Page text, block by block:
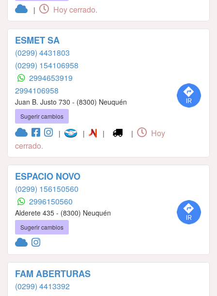
| Hoy cerrado.
ESMET SA
(0299) 4431803
(0299) 154106958
2994653919
2994106958
Juan B. Justo 730 - (8300) Neuquén
Sugerir cambios
| | | |
Hoy
cerrado.
ESPACIO NOVO
(0299) 156150560
2996150560
Alderete 435 - (8300) Neuquén
Sugerir cambios
FAM ABERTURAS
(0299) 4413392